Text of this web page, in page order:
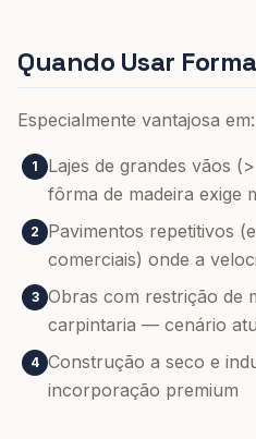
Quando Usar
Especialmente vantajosa em:
1
Lajes de grandes vãos
fôrma de madeira exige
2
Pavimentos repetitivos
comerciais) onde a
3 Obras com restrição de
carpintaria — cenário
4 Construção a seco e
incorporação premium